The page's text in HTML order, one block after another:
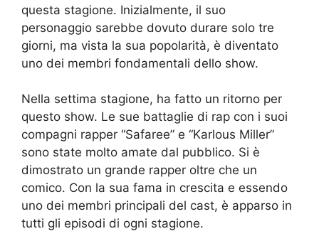
questa stagione. Inizialmente, il suo
personaggio sarebbe dovuto durare solo tre
giorni, ma vista la sua popolarità, è diventato
uno dei membri fondamentali dello show.
Nella settima stagione, ha fatto un ritorno per
questo show. Le sue battaglie di rap con i suoi
compagni rapper “Safaree” e “Karlous Miller”
sono state molto amate dal pubblico. Si è
dimostrato un grande rapper oltre che un
comico. Con la sua fama in crescita e essendo
uno dei membri principali del cast, è apparso in
tutti gli episodi di ogni stagione.